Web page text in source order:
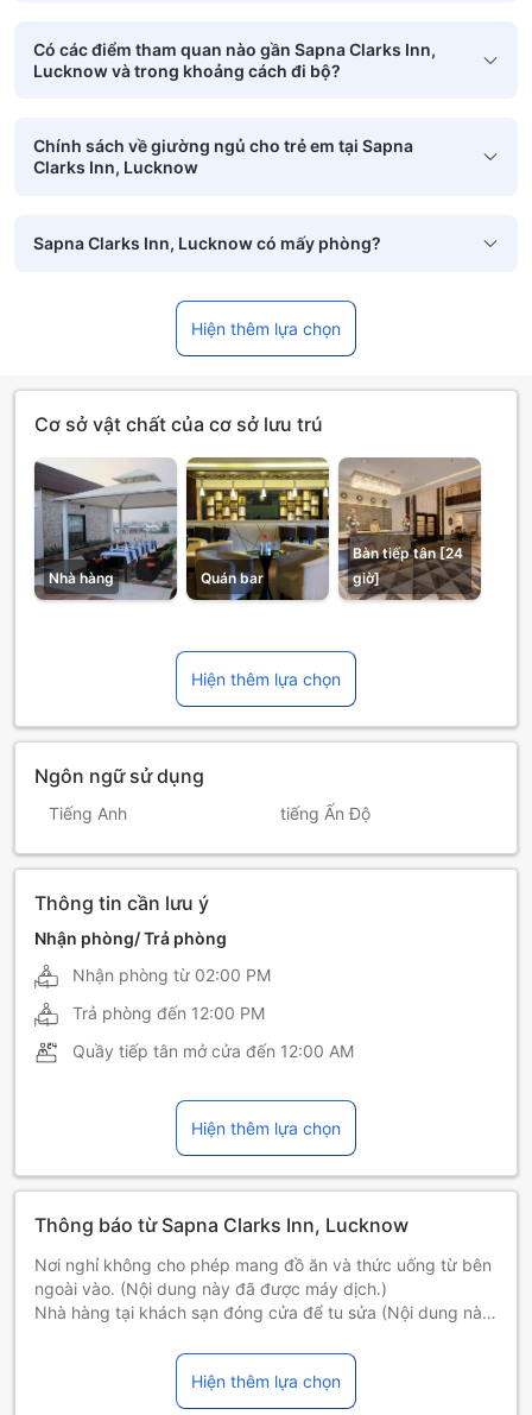
Có các điểm tham quan nào gần Sapna Clarks Inn,
Lucknow và trong khoảng cách đi bộ?
Chính sách về giường ngủ cho trẻ em tại Sapna
Clarks Inn, Lucknow
Sapna Clarks Inn, Lucknow có mấy phòng?
Hiện thêm lựa chọn
Cơ sở vật chất của cơ sở lưu trú
Nhà hàng Quán bar
Bàn tiếp tân [24
giờ]
Hiện thêm lựa chọn
Ngôn ngữ sử dụng
Tiếng Anh tiếng Ấn Độ
Thông tin cần lưu ý
Nhận phòng/ Trả phòng
Nhận phòng từ 02:00 PM
Trả phòng đến 12:00 PM
Quầy tiếp tân mở cửa đến 12:00 AM
Hiện thêm lựa chọn
Thông báo từ Sapna Clarks Inn, Lucknow
Nơi nghỉ không cho phép mang đồ ăn và thức uống từ bên
ngoài vào. (Nội dung này đã được máy dịch.)
Nhà hàng tại khách sạn đóng cửa để tu sửa (Nội dung này
Trong chính sách hủy đặt phòng, khách sạn có quyền yêu
cầu thanh toán trước cho việc đặt phòng. Trong trường
hợp khoản thanh toán trước bị từ chối, khách sạn có quyền
Hiện thêm lựa chọn